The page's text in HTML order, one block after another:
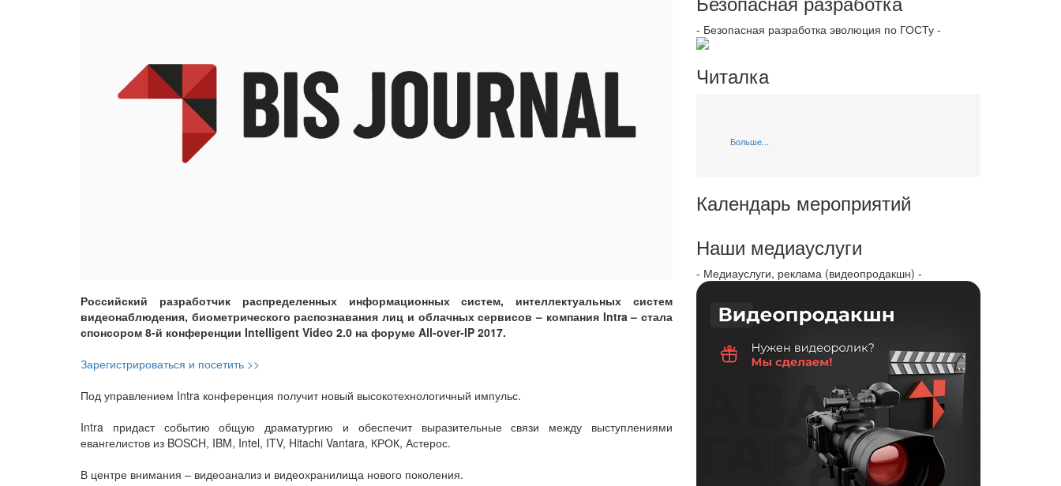
Российский разработчик распределенных информационных систем, интеллектуальных систем
видеонаблюдения, биометрического распознавания лиц и облачных сервисов – компания Intra – стала
спонсором 8-й конференции Intelligent Video 2.0 на форуме All-over-IP 2017.
Зарегистрироваться и посетить >>
Под управлением Intra конференция получит новый высокотехнологичный импульс.
Intra придаст событию общую драматургию и обеспечит выразительные связи между выступлениями
евангелистов из BOSCH, IBM, Intel, ITV, Hitachi Vantara, КРОК, Астерос.
В центре внимания – видеоанализ и видеохранилища нового поколения.
- Безопасная разработка эволюция по ГОСТу -
Читалка
Больше...
Календарь мероприятий
Наши медиауслуги
- Медиауслуги, реклама (видеопродакшн) -